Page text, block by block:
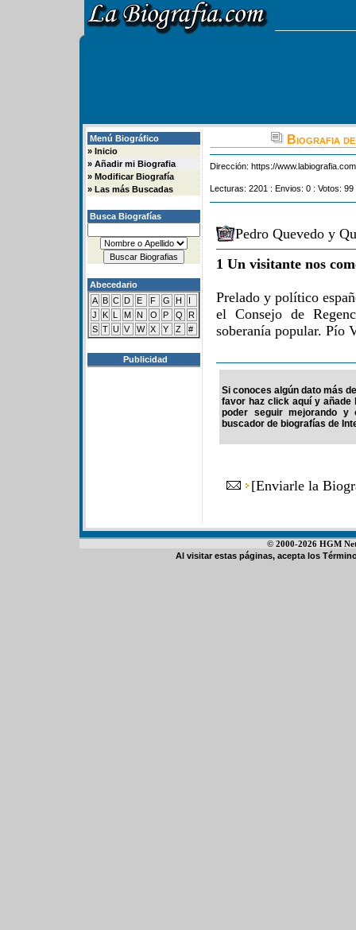
Menú Biográfico
» Inicio
» Añadir mi Biografia
» Modificar Biografía
» Las más Buscadas
Busca Biografías
Abecedario
A B C D E F G H
I
J
K L M N O P Q
R
S T U V W X Y Z #
Publicidad
Biografia
Dirección: https://
Lecturas: 2201 : Envios: 0 : Votos:
Pedro Quevedo y
1 Un visitante nos
Prelado y político
el Consejo de
soberanía popular. Pío
Si conoces algún dato más
favor haz click aquí y
poder seguir mejorando y
buscador de biografías de
[Enviarle la
© 2000-2026 HGM
Al visitar estas páginas, acepta los